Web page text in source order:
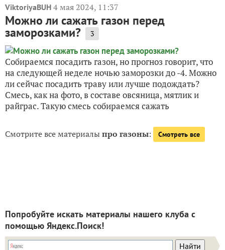
ViktoriyaBUH 4 мая 2024, 11:37
Можно ли сажать газон перед
заморозками? 3
Собираемся посадить газон, но прогноз говорит, что
на следующей неделе ночью заморозки до -4. Можно
ли сейчас посадить траву или лучше подождать?
Смесь, как на фото, в составе овсяница, мятлик и
райграс. Такую смесь собираемся сажать
Смотрите все материалыпро газоны: Смотреть все
Попробуйте искать материалы нашего клуба с
помощью Яндекс.Поиск!